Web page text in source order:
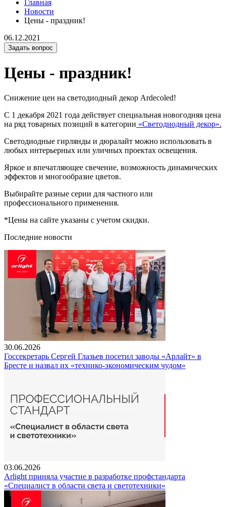
Главная
Новости
Цены - праздник!
06.12.2021
Задать вопрос
Цены - праздник!
Снижение цен на светодиодный декор Ardecoled!
С 1 декабря 2021 года действует специальная новогодняя цена
на ряд товарных позиций в категории «Светодиодный декор».
Светодиодные гирлянды и дюралайт можно использовать в
любых интерьерных или уличных проектах освещения.
Яркое и впечатляющее свечение, возможность динамических
эффектов и многообразие цветов.
Выбирайте разные серии для частного или
профессионального применения.
*Цены на сайте указаны с учетом скидки.
Последние новости
30.06.2026
Госсекретарь Сергей Глазьев посетил заводы «Арлайт» в
Бресте и назвал их «технико-экономическим чудом»
03.06.2026
Arlight приняла участие в разработке профстандарта
«Специалист в области света и светотехники»